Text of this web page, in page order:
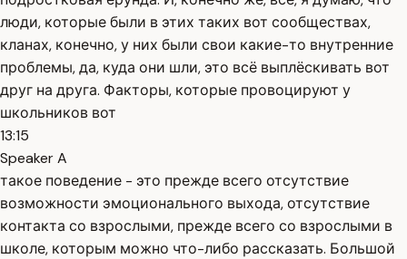
люди, которые были в этих таких вот сообществах,
кланах, конечно, у них были свои какие-то внутренние
проблемы, да, куда они шли, это всё выплёскивать вот
друг на друга. Факторы, которые провоцируют у
школьников вот
13:15
Speaker A
такое поведение - это прежде всего отсутствие
возможности эмоционального выхода, отсутствие
контакта со взрослыми, прежде всего со взрослыми в
школе, которым можно что-либо рассказать. Большой